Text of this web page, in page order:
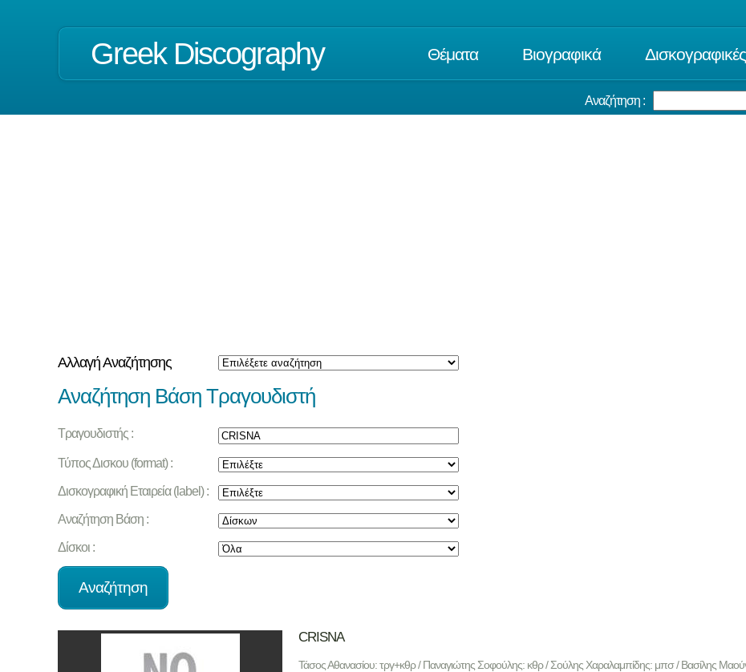
Greek Discography Θέματα Βιογραφικά Δισκογραφικές
Αναζήτηση :
Αλλαγή Αναζήτησης
Αναζήτηση Βάση Τραγουδιστή
Τραγουδιστής :
Τύπος Δισκου (format) :
Δισκογραφική Εταιρεία (label) :
Αναζήτηση Βάση :
Δίσκοι :
CRISNA
Τάσος Αθανασίου: τργ+κθρ / Παναγιώτης Σοφούλης: κθρ / Σούλης Χαραλαμπίδης: μπσ / Βασίλης